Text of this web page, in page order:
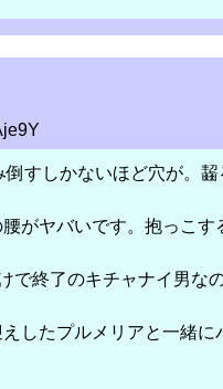
すしかないほど穴が。齧
ヤバいです。抱っこす
終了のキチャナイ男な
したプルメリアと一緒に